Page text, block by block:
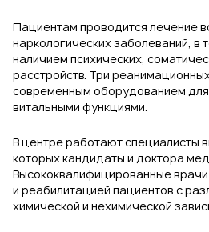
Пациентам проводится лечение
наркологических заболеваний, в
наличием психических,
расстройств. Три
современным оборудованием для
витальными функциями.
В центре работают специалисты
которых кандидаты и доктора
Высококвалифицированные
и реабилитацией пациентов с
химической и нехимической